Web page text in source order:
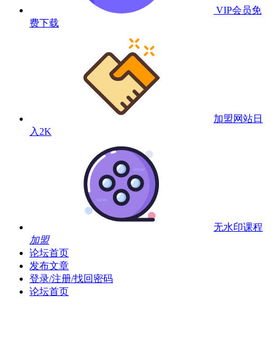
VIP会员免
费下载
加盟网站日
入2K
无水印课程
加盟
论坛首页
发布文章
登录/注册/找回密码
论坛首页